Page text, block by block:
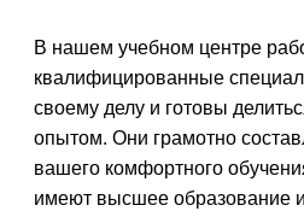
В нашем учебном центре
квалифицированные
своему делу и готовы
опытом. Они грамотно
вашего комфортного
имеют высшее образование